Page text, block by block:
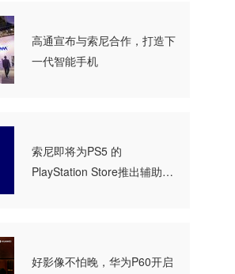
高通宣布与索尼合作，打造下
一代智能手机
索尼即将为PS5 的
PlayStation Store推出辅助功
好影像不怕晚，华为P60开启